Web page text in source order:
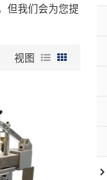
但我们会为您提
视图